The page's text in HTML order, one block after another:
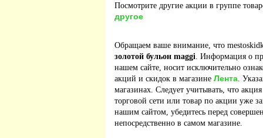
Посмотрите другие акции в группе
другое
Обращаем ваше внимание, что
золотой бульон maggi. Информация о
нашем сайте, носит исключительно
акций и скидок в магазине Лента.
магазинах. Следует учитывать, что
торговой сети или товар по акции уже
нашим сайтом, убедитесь перед
непосредственно в самом магазине.